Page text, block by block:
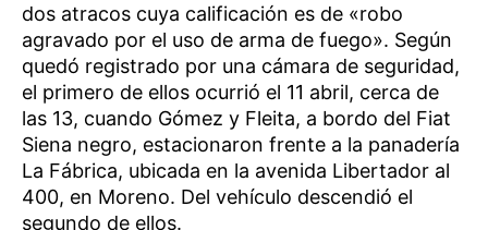
dos atracos cuya calificación es de «robo
agravado por el uso de arma de fuego». Según
quedó registrado por una cámara de seguridad,
el primero de ellos ocurrió el 11 abril, cerca de
las 13, cuando Gómez y Fleita, a bordo del Fiat
Siena negro, estacionaron frente a la panadería
La Fábrica, ubicada en la avenida Libertador al
400, en Moreno. Del vehículo descendió el
segundo de ellos.